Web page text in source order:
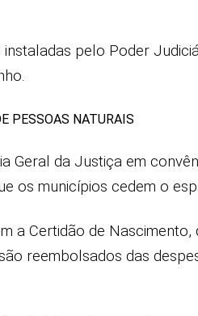
pelo Poder
PESSOAS NATURAIS
Geral da Justiça em
os municípios cedem o
a Certidão de
reembolsados das